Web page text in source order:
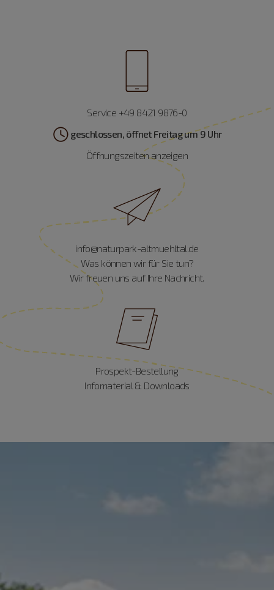
Service +49 8421 9876-0
geschlossen, öffnet Freitag um 9 Uhr
Öffnungszeiten anzeigen
info@naturpark-altmuehltal.de
Was können wir für Sie tun?
Wir freuen uns auf Ihre Nachricht.
Prospekt-Bestellung
Infomaterial & Downloads